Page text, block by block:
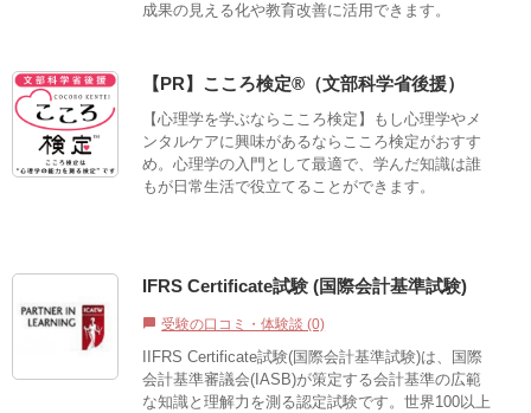
成果の見える化や教育改善に活用できます。
【PR】こころ検定®（文部科学省後援）
【心理学を学ぶならこころ検定】もし心理学やメ
ンタルケアに興味があるならこころ検定がおすす
め。心理学の入門として最適で、学んだ知識は誰
もが日常生活で役立てることができます。
IFRS Certificate試験 (国際会計基準試験)
chat_bubble 受験の口コミ・体験談 (0)
IIFRS Certificate試験(国際会計基準試験)は、国際
会計基準審議会(IASB)が策定する会計基準の広範
な知識と理解力を測る認定試験です。世界100以上